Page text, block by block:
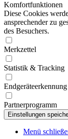
Komfortfunktionen
Diese Cookies
ansprechender zu
des Besuchers.
Merkzettel
Statistik & Tracking
Endgeräteerkennung
Partnerprogramm
Menü